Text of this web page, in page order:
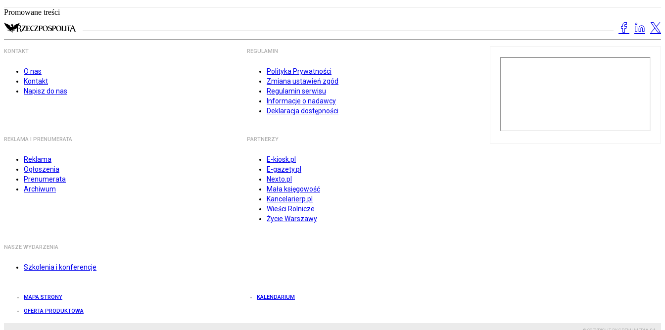
Promowane treści
KONTAKT
O nas
Kontakt
Napisz do nas
REGULAMIN
Polityka Prywatności
Zmiana ustawień zgód
Regulamin serwisu
Informacje o nadawcy
Deklaracja dostępności
REKLAMA I PRENUMERATA
Reklama
Ogłoszenia
Prenumerata
Archiwum
PARTNERZY
E-kiosk.pl
E-gazety.pl
Nexto.pl
Mała księgowość
Kancelarierp.pl
Wieści Rolnicze
Życie Warszawy
NASZE WYDARZENIA
Szkolenia i konferencje
MAPA STRONY KALENDARIUM
OFERTA PRODUKTOWA